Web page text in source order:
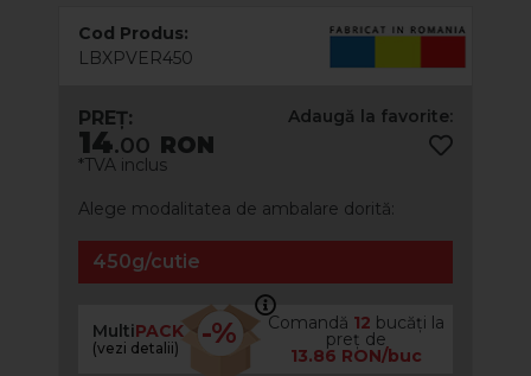
Cod Produs:
LBXPVER450
Adaugă la favorite:
PREȚ:
14.00 RON
*TVA inclus
Alege modalitatea de ambalare dorită:
450g/cutie
MultiPACK
(vezi detalii) -% Comandă 12 bucăți la
preț de
13.86 RON/buc